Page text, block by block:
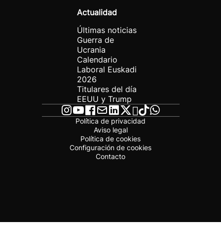
Actualidad
Últimas noticias
Guerra de
Ucrania
Calendario
Laboral Euskadi
2026
Titulares del día
EEUU y Trump
Política de privacidad
Aviso legal
Política de cookies
Configuración de cookies
Contacto